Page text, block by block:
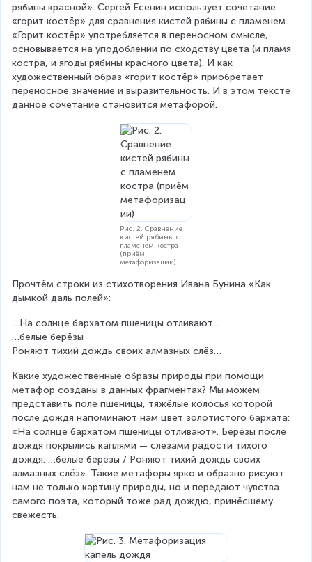
рябины красной». Сергей Есенин использует сочетание
«горит костёр» для сравнения кистей рябины с пламенем.
«Горит костёр» употребляется в переносном смысле,
основывается на уподоблении по сходству цвета (и пламя
костра, и ягоды рябины красного цвета). И как
художественный образ «горит костёр» приобретает
переносное значение и выразительность. И в этом тексте
данное сочетание становится метафорой.
Рис. 2. Сравнение
кистей рябины с
пламенем костра
(приём
метафоризации)
Прочтём строки из стихотворения Ивана Бунина «Как
дымкой даль полей»:
…На солнце бархатом пшеницы отливают…
…белые берёзы
Роняют тихий дождь своих алмазных слёз…
Какие художественные образы природы при помощи
метафор созданы в данных фрагментах? Мы можем
представить поле пшеницы, тяжёлые колосья которой
после дождя напоминают нам цвет золотистого бархата:
«На солнце бархатом пшеницы отливают». Берёзы после
дождя покрылись каплями — слезами радости тихого
дождя: …белые берёзы / Роняют тихий дождь своих
алмазных слёз». Такие метафоры ярко и образно рисуют
нам не только картину природы, но и передают чувства
самого поэта, который тоже рад дождю, принёсшему
свежесть.